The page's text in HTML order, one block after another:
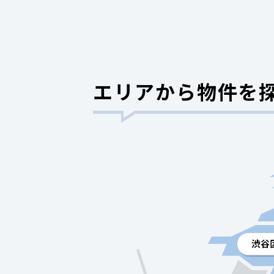
エリアから物件を